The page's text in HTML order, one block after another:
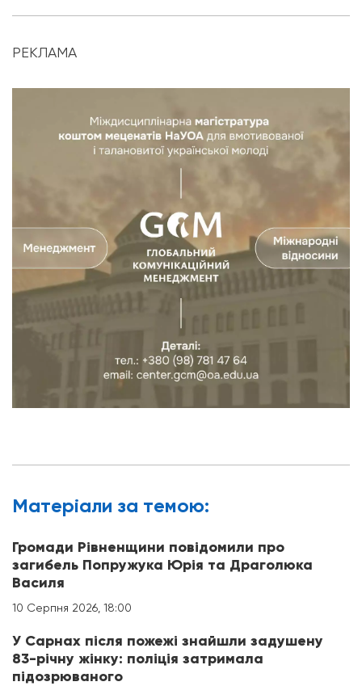
РЕКЛАМА
Матерiали за темою:
Громади Рівненщини повідомили про
загибель Попружука Юрія та Драголюка
Василя
10 Серпня 2026, 18:00
У Сарнах після пожежі знайшли задушену
83-річну жінку: поліція затримала
підозрюваного